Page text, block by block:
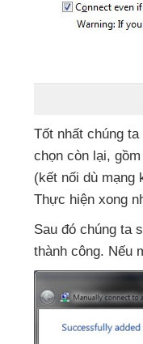
Tốt nhất chúng
chọn còn lại, gồm
(kết nối dù mạng
Thực hiện xong
Sau đó chúng ta
thành công. Nếu